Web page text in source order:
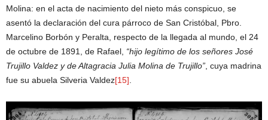
Molina: en el acta de nacimiento del nieto más conspicuo, se
asentó la declaración del cura párroco de San Cristóbal, Pbro.
Marcelino Borbón y Peralta, respecto de la llegada al mundo, el 24
de octubre de 1891, de Rafael, “hijo legítimo de los señores José
Trujillo Valdez y de Altagracia Julia Molina de Trujillo”, cuya madrina
fue su abuela Silveria Valdez[15].